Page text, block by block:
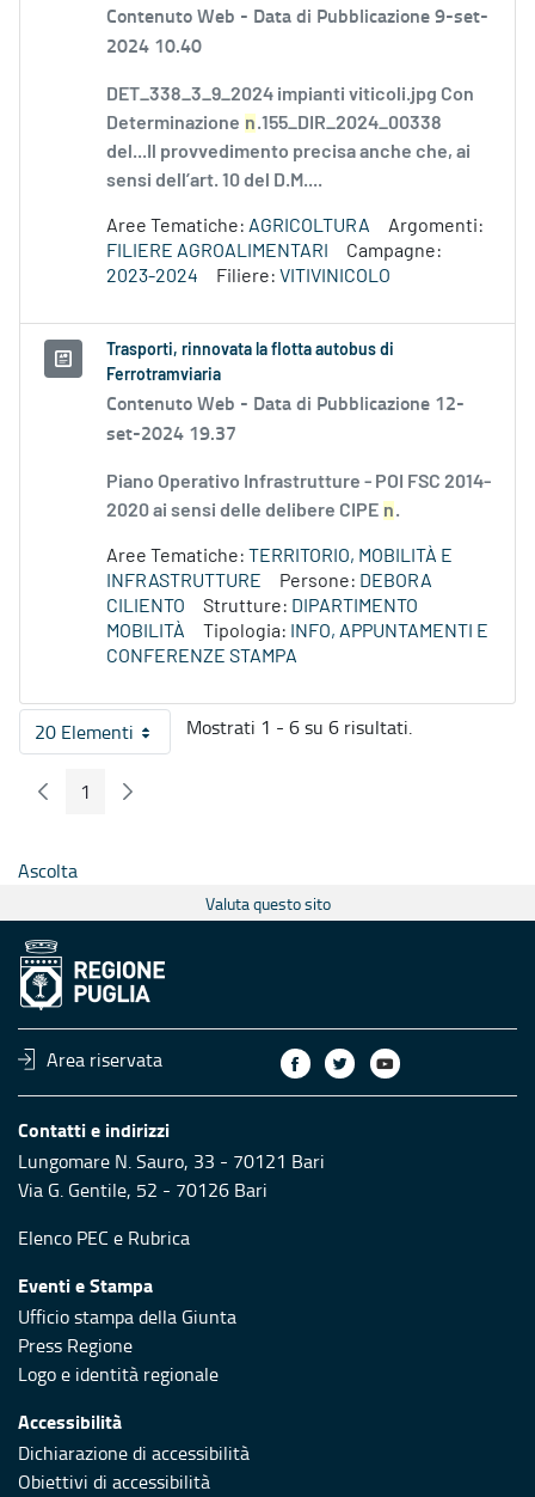
Contenuto Web - Data di Pubblicazione 9-set-
2024 10.40
DET_338_3_9_2024 impianti viticoli.jpg Con
Determinazione n.155_DIR_2024_00338
del...Il provvedimento precisa anche che, ai
sensi dell’art. 10 del D.M....
Aree Tematiche: AGRICOLTURA
Argomenti:
FILIERE AGROALIMENTARI
Campagne:
2023-2024
Filiere: VITIVINICOLO
Trasporti, rinnovata la flotta autobus di
Ferrotramviaria
Contenuto Web - Data di Pubblicazione 12-
set-2024 19.37
Piano Operativo Infrastrutture - POI FSC 2014-
2020 ai sensi delle delibere CIPE n.
Aree Tematiche: TERRITORIO, MOBILITÀ E
INFRASTRUTTURE
Persone: DEBORA
CILIENTO
Strutture: DIPARTIMENTO
MOBILITÀ
Tipologia:
INFO, APPUNTAMENTI E
CONFERENZE STAMPA
20 ElementiPer pagina
Mostrati 1 - 6 su 6 risultati.
Pagina Precedente
Pagina
1 Pagina Seguente
Ascolta
Valuta questo sito
Area riservata
Contatti e indirizzi
Lungomare N. Sauro, 33 - 70121 Bari
Via G. Gentile, 52 - 70126 Bari
Elenco PEC e Rubrica
Eventi e Stampa
Ufficio stampa della Giunta
Press Regione
Logo e identità regionale
Accessibilità
Dichiarazione di accessibilità
Obiettivi di accessibilità